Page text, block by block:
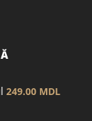
249.00 MDL